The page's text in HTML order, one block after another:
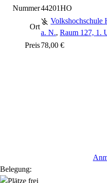
Nummer44201HO
Ort
Volkshochschule
a. N., Raum 127, 1.
Preis78,00 €
Belegung: